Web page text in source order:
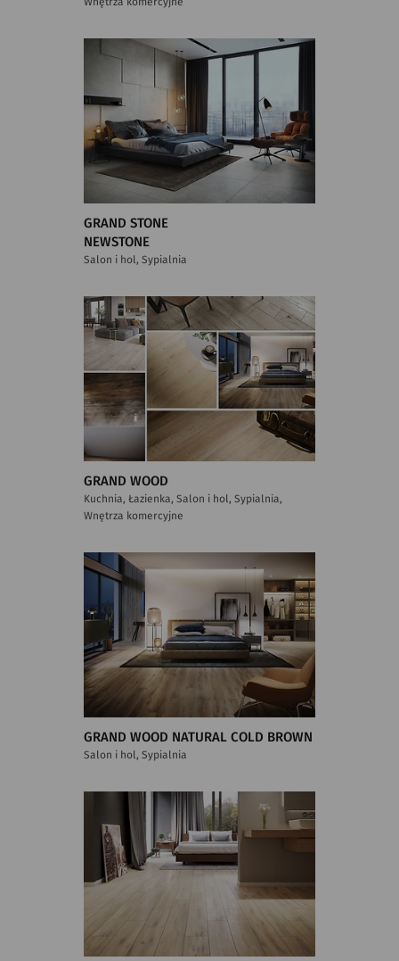
GRAND STONE
NEWSTONE
Salon i hol, Sypialnia
GRAND WOOD
Kuchnia, Łazienka, Salon i hol, Sypialnia,
Wnętrza komercyjne
GRAND WOOD NATURAL COLD BROWN
Salon i hol, Sypialnia